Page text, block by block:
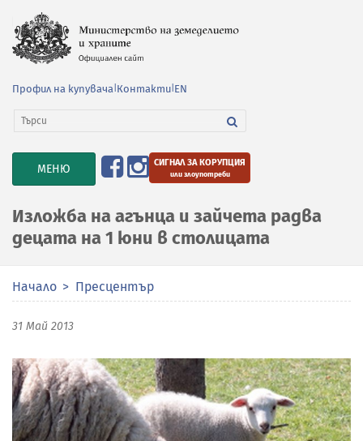
Профил на купувача Контакти EN
TOGGLE
NAVIGATION
МЕНЮ СИГНАЛ ЗА КОРУПЦИЯ
или злоупотреби
Изложба на агънца и зайчета радва
децата на 1 юни в столицата
Начало Пресцентър
31 Май 2013